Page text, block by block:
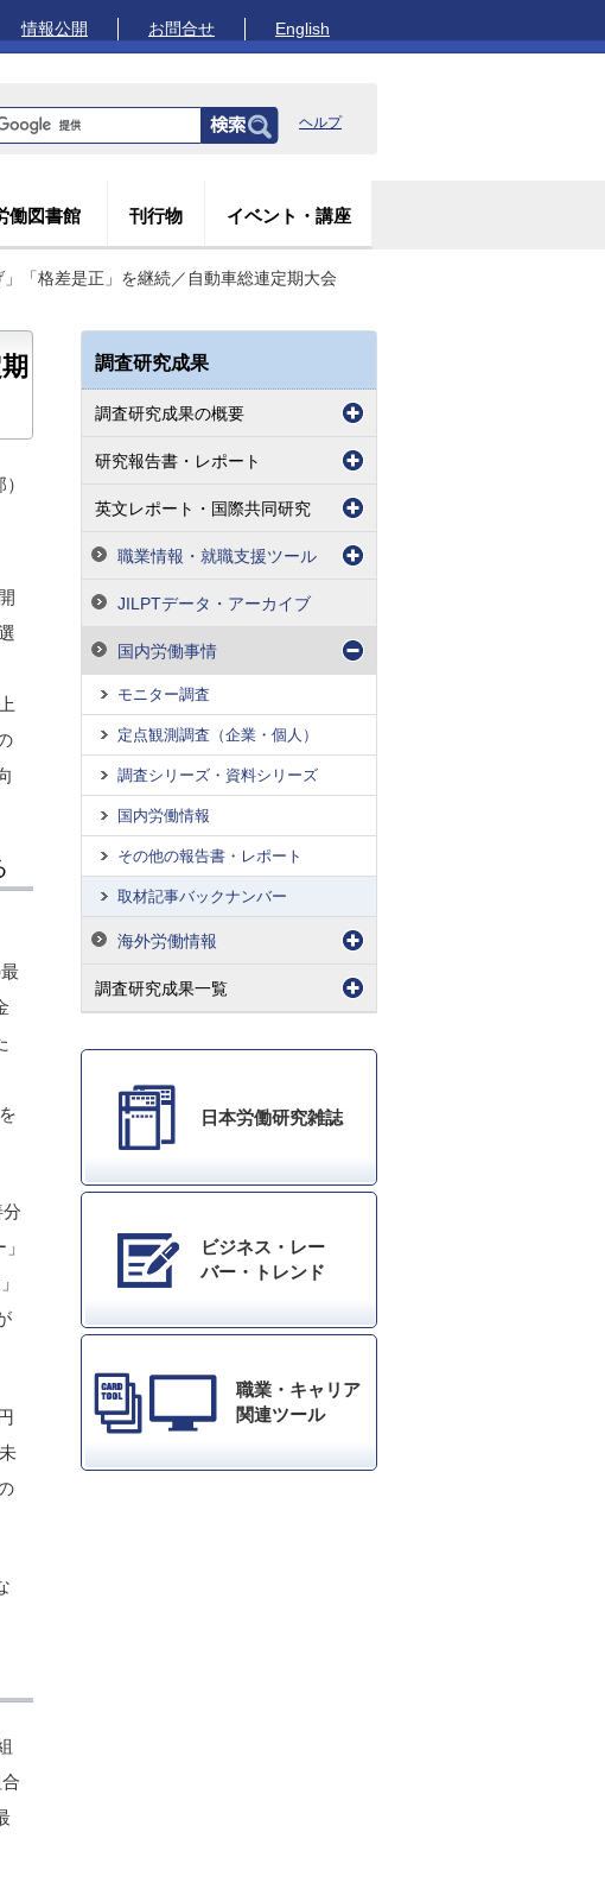
情報公開 お問合せ English
ヘルプ
働図書館 刊行物 イベント・講座
「格差是正」を継続／自動車総連定期大会
調査研究成果
調査研究成果の概要
研究報告書・レポート
英文レポート・国際共同研究
職業情報・就職支援ツール
JILPTデータ・アーカイブ
国内労働事情
モニター調査
定点観測調査（企業・個人）
調査シリーズ・資料シリーズ
国内労働情報
その他の報告書・レポート
取材記事バックナンバー
海外労働情報
調査研究成果一覧
日本労働研究雑誌
ビジネス・レー
バー・トレンド
職業・キャリア
関連ツール